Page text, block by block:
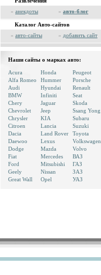
» анекдоты » авто-блог
Каталог Авто-сайтов
» авто-сайты » добавить сайт
Наши сайты о марках авто:
Acura
Alfa Romeo
Audi
BMW
Chery
Chevrolet
Chrysler
Citroen
Dacia
Daewoo
Dodge
Fiat
Ford
Geely
Great Wall
Honda
Hummer
Hyundai
Infiniti
Jaguar
Jeep
KIA
Lancia
Land Rover
Lexus
Mazda
Mercedes
Mitsubishi
Nissan
Opel
Peugeot
Porsche
Renault
Seat
Skoda
Ssang Yong
Subaru
Suzuki
Toyota
Volkswagen
Volvo
ВАЗ
ГАЗ
ЗАЗ
УАЗ